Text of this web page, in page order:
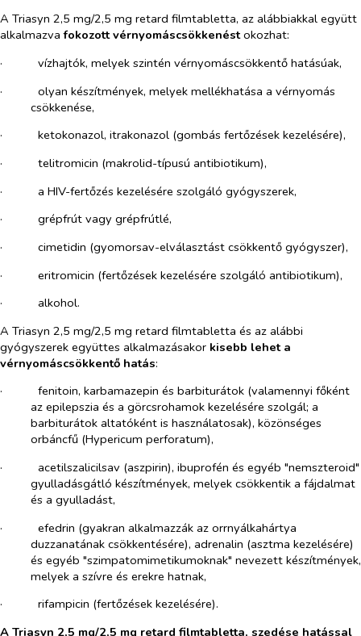
A Triasyn 2,5 mg/2,5 mg retard filmtabletta, az alábbiakkal együtt
alkalmazvafokozott vérnyomáscsökkenéstokozhat:
·​
vízhajtók, melyek szintén vérnyomáscsökkentő hatásúak,
·​
olyan készítmények, melyek mellékhatása a vérnyomás
csökkenése,
·​
ketokonazol, itrakonazol (gombás fertőzések kezelésére),
·​
telitromicin (makrolid-típusú antibiotikum),
·​
a HIV-fertőzés kezelésére szolgáló gyógyszerek,
·​
grépfrút vagy grépfrútlé,
·​
cimetidin (gyomorsav-elválasztást csökkentő gyógyszer),
·​
eritromicin (fertőzések kezelésére szolgáló antibiotikum),
·​
alkohol.
A Triasyn 2,5 mg/2,5 mg retard filmtabletta és az alábbi
gyógyszerek együttes alkalmazásakor kisebb lehet a
vérnyomáscsökkentő hatás:
·​
fenitoin, karbamazepin és barbiturátok (valamennyi főként
az epilepszia és a görcsrohamok kezelésére szolgál; a
barbiturátok altatóként is használatosak), közönséges
orbáncfű (Hypericum perforatum),
·​
acetilszalicilsav (aszpirin), ibuprofén és egyéb "nemszteroid"
gyulladásgátló készítmények, melyek csökkentik a fájdalmat
és a gyulladást,
·​
efedrin (gyakran alkalmazzák az orrnyálkahártya
duzzanatának csökkentésére), adrenalin (asztma kezelésére)
és egyéb "szimpatomimetikumoknak" nevezett készítmények,
melyek a szívre és erekre hatnak,
·​
rifampicin (fertőzések kezelésére).
A Triasyn 2,5 mg/2,5 mg retard filmtabletta, szedése hatással